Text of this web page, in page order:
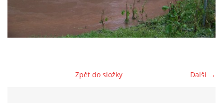
Další →
Zpět do složky